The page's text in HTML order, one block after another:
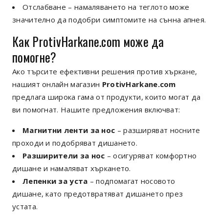
Отслабване – намаляването на теглото може
значително да подобри симптомите на сънна апнея.
Как ProtivHarkane.com може да
помогне?
Ако търсите ефективни решения против хъркане,
нашият онлайн магазин ProtivHarkane.com
предлага широка гама от продукти, които могат да
ви помогнат. Нашите предложения включват:
Магнитни ленти за нос – разширяват носните
проходи и подобряват дишането.
Разширители за нос – осигуряват комфортно
дишане и намаляват хъркането.
Лепенки за уста – подпомагат носовото
дишане, като предотвратяват дишането през
устата.